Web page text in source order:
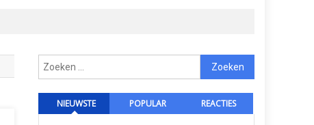
Zoeken
naar:
NIEUWSTE POPULAR REACTIES